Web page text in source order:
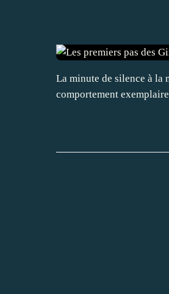
La minute de silence à la
comportement